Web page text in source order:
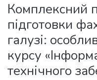
Комплексний
підготовки
галузі:
курсу
технічного